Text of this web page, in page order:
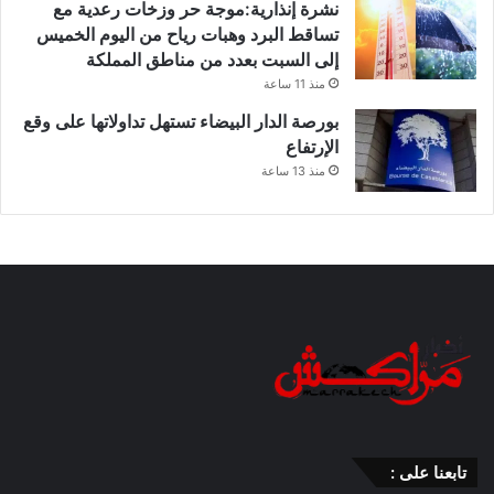
نشرة إنذارية:موجة حر وزخات رعدية مع
تساقط البرد وهبات رياح من اليوم الخميس
إلى السبت بعدد من مناطق المملكة
منذ 11 ساعة
بورصة الدار البيضاء تستهل تداولاتها على وقع
الإرتفاع
منذ 13 ساعة
تابعنا على :